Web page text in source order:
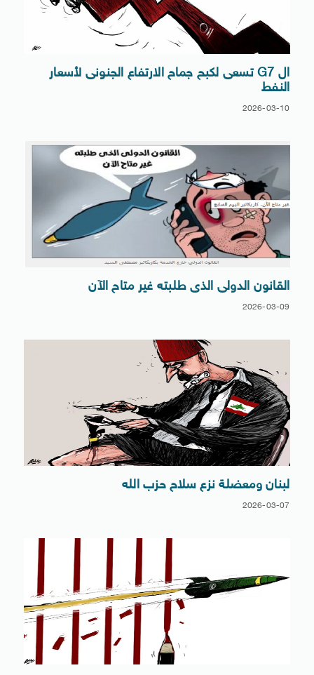
ال G7 تسعى لكبح جماح الارتفاع الجنونى لأسعار
النفط
2026-03-10
القانون الدولى الذى طلبته غير متاح الآن
2026-03-09
لبنان ومعضلة نزع سلاح حزب الله
2026-03-07